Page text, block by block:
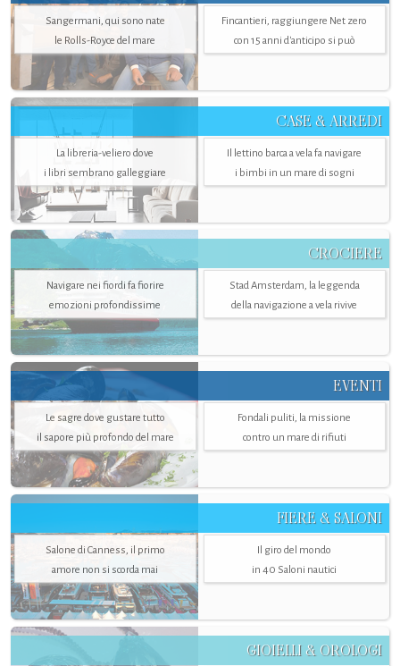
Sangermani, qui sono nate
le Rolls-Royce del mare
Fincantieri, raggiungere Net zero
con 15 anni d'anticipo si può
CASE & ARREDI
La libreria-veliero dove
i libri sembrano galleggiare
Il lettino barca a vela fa navigare
i bimbi in un mare di sogni
CROCIERE
Navigare nei fiordi fa fiorire
emozioni profondissime
Stad Amsterdam, la leggenda
della navigazione a vela rivive
EVENTI
Le sagre dove gustare tutto
il sapore più profondo del mare
Fondali puliti, la missione
contro un mare di rifiuti
FIERE & SALONI
Salone di Canness, il primo
amore non si scorda mai
Il giro del mondo
in 40 Saloni nautici
GIOIELLI & OROLOGI